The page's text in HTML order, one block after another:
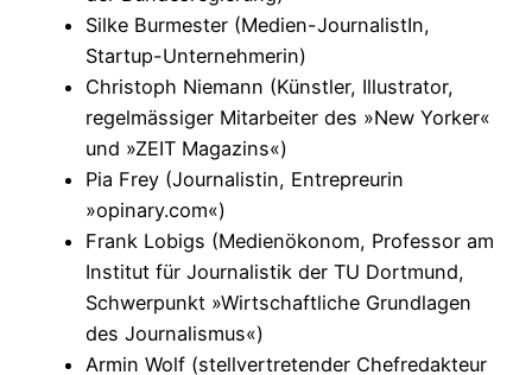
Silke Burmester (Medien-JournalistIn,
Startup-Unternehmerin)
Christoph Niemann (Künstler, Illustrator,
regelmässiger Mitarbeiter des »New Yorker«
und »ZEIT Magazins«)
Pia Frey (Journalistin, Entrepreurin
»opinary.com«)
Frank Lobigs (Medienökonom, Professor am
Institut für Journalistik der TU Dortmund,
Schwerpunkt »Wirtschaftliche Grundlagen
des Journalismus«)
Armin Wolf (stellvertretender Chefredakteur